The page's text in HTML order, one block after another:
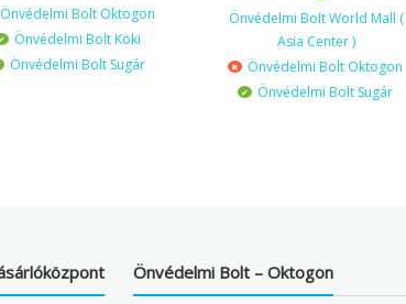
Önvédelmi Bolt Oktogon
Önvédelmi Bolt Köki
Önvédelmi Bolt Sugár
Önvédelmi Bolt World Mall (
Asia Center )
Önvédelmi Bolt Oktogon
Önvédelmi Bolt Sugár
Önvédelmi Bolt – Oktogon